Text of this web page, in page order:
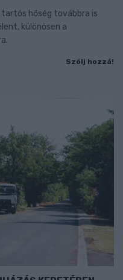
hőség továbbra is
különösen a
Szólj hozzá!